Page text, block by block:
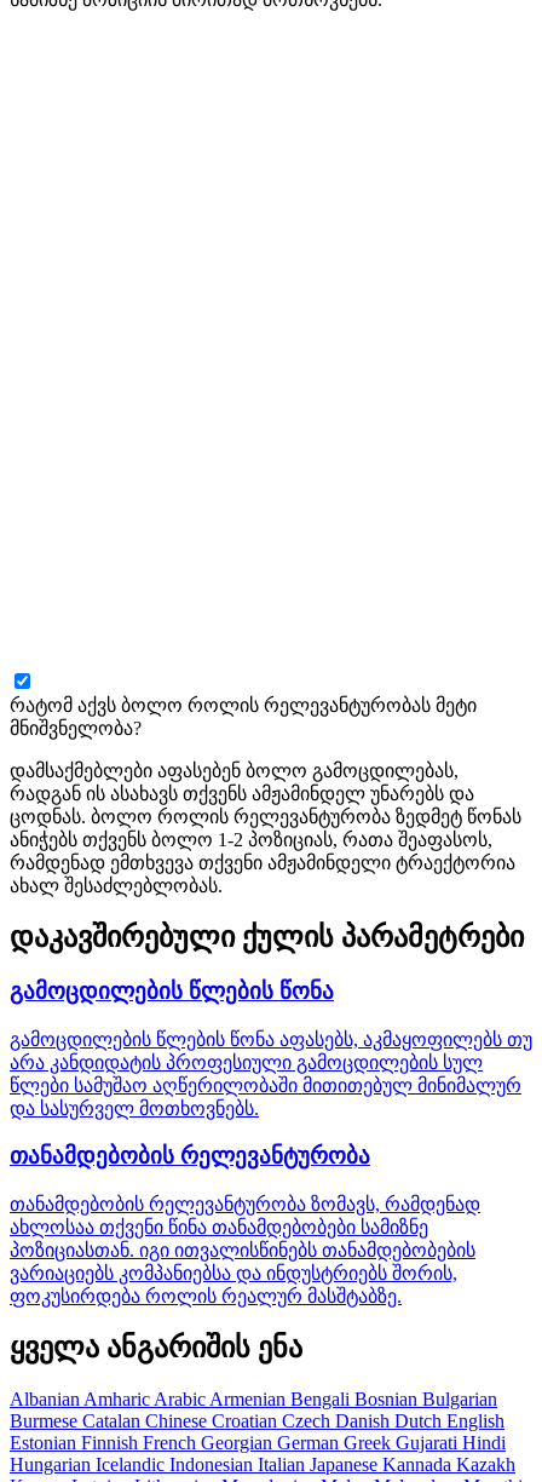
რატომ აქვს ბოლო როლის რელევანტურობას მეტი
მნიშვნელობა?
დამსაქმებლები აფასებენ ბოლო გამოცდილებას,
რადგან ის ასახავს თქვენს ამჟამინდელ უნარებს და
ცოდნას. ბოლო როლის რელევანტურობა ზედმეტ წონას
ანიჭებს თქვენს ბოლო 1-2 პოზიციას, რათა შეაფასოს,
რამდენად ემთხვევა თქვენი ამჟამინდელი ტრაექტორია
ახალ შესაძლებლობას.
დაკავშირებული ქულის პარამეტრები
გამოცდილების წლების წონა
გამოცდილების წლების წონა აფასებს, აკმაყოფილებს თუ
არა კანდიდატის პროფესიული გამოცდილების სულ
წლები სამუშაო აღწერილობაში მითითებულ მინიმალურ
და სასურველ მოთხოვნებს.
თანამდებობის რელევანტურობა
თანამდებობის რელევანტურობა ზომავს, რამდენად
ახლოსაა თქვენი წინა თანამდებობები სამიზნე
პოზიციასთან. იგი ითვალისწინებს თანამდებობების
ვარიაციებს კომპანიებსა და ინდუსტრიებს შორის,
ფოკუსირდება როლის რეალურ მასშტაბზე.
ყველა ანგარიშის ენა
Albanian Amharic Arabic Armenian Bengali Bosnian Bulgarian
Burmese Catalan Chinese Croatian Czech Danish Dutch English
Estonian Finnish French Georgian German Greek Gujarati Hindi
Hungarian Icelandic Indonesian Italian Japanese Kannada Kazakh